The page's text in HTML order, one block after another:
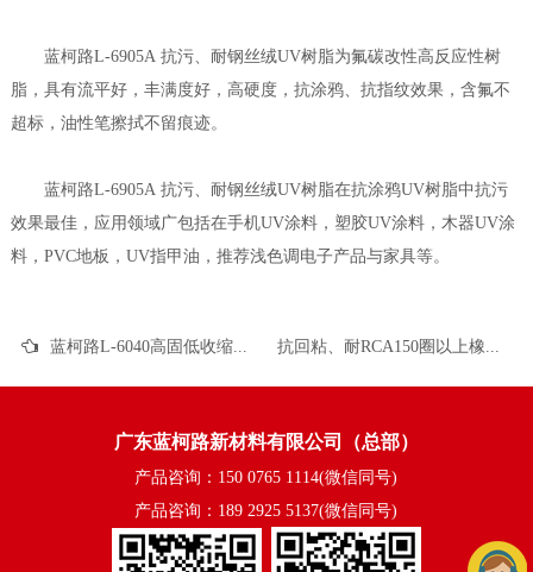
蓝柯路L-6905A 抗污、耐钢丝绒UV树脂为氟碳改性高反应性树
脂，具有流平好，丰满度好，高硬度，抗涂鸦、抗指纹效果，含氟不
超标，油性笔擦拭不留痕迹。
蓝柯路L-6905A 抗污、耐钢丝绒UV树脂在抗涂鸦UV树脂中抗污
效果最佳，应用领域广包括在手机UV涂料，塑胶UV涂料，木器UV涂
料，PVC地板，UV指甲油，推荐浅色调电子产品与家具等。
广东蓝柯路新材料有限公司（总部）
产品咨询：150 0765 1114(微信同号)
产品咨询：189 2925 5137(微信同号)